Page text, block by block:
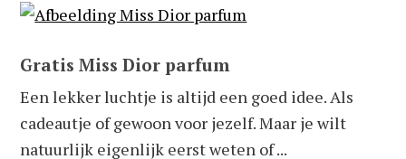
Gratis Miss Dior parfum
Een lekker luchtje is altijd een goed idee. Als
cadeautje of gewoon voor jezelf. Maar je wilt
natuurlijk eigenlijk eerst weten of ...